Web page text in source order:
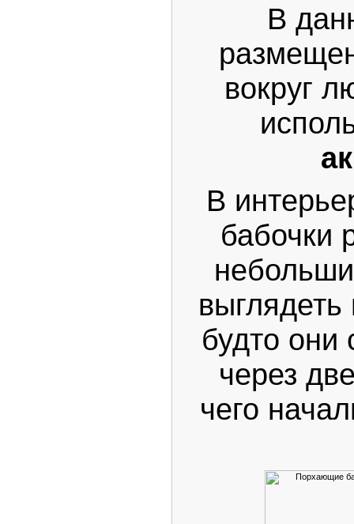
В
вокруг
В
бабочки
будто они
через
чего